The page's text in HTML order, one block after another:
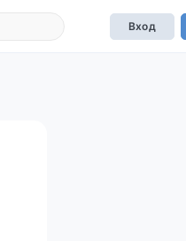
Вход